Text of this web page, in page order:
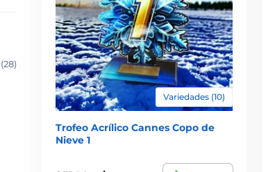
(28)
Variedades (10)
Trofeo Acrílico Cannes Copo de
Nieve 1